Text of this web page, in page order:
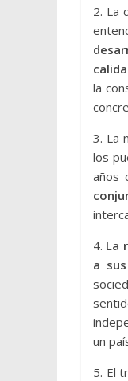
2. La
la
3. La
los
años
4. La
a
un
5. El